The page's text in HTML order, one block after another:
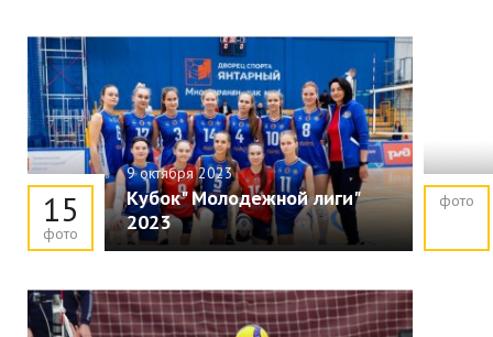
9 октября 2023
Кубок" Молодежной лиги"
2023
15
фото
фото